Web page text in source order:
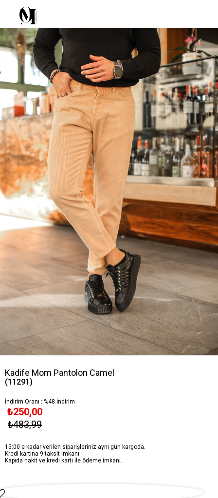
Kadife Mom Pantolon Camel
(11291)
İndirim Oranı : %48 İndirim
₺483,99
₺250,00
15:00 e kadar verilen siparişleriniz aynı gün kargoda.
Kredi kartına 9 taksit imkanı.
Kapıda nakit ve kredi kartı ile ödeme imkanı.